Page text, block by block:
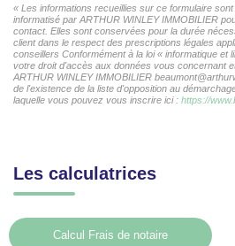
« Les informations recueillies sur ce formulaire
informatisé par ARTHUR WINLEY IMMOBILIER
contact. Elles sont conservées pour la durée
client dans le respect des prescriptions légales
conseillers Conformément à la loi « informatique
votre droit d'accès aux données vous concernant
ARTHUR WINLEY IMMOBILIER
de l'existence de la liste d'opposition au
laquelle vous pouvez vous inscrire ici : https://
Les calculatrices
Calcul Frais de notaire